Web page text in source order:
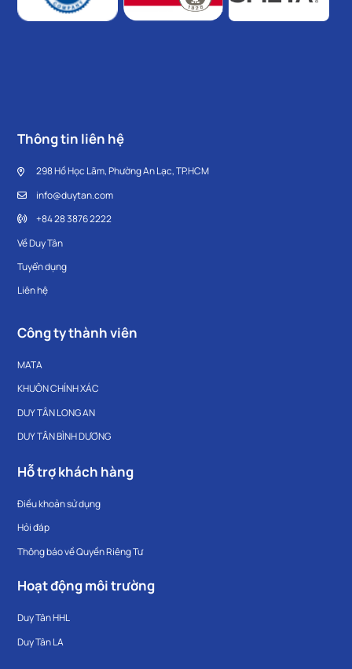
Thông tin liên hệ
298 Hồ Học Lãm, Phường An Lạc, TP.HCM
info@duytan.com
+84 28 3876 2222
Về Duy Tân
Tuyển dụng
Liên hệ
Công ty thành viên
MATA
KHUÔN CHÍNH XÁC
DUY TÂN LONG AN
DUY TÂN BÌNH DƯƠNG
Hỗ trợ khách hàng
Điều khoản sử dụng
Hỏi đáp
Thông báo về Quyền Riêng Tư
Hoạt động môi trường
Duy Tân HHL
Duy Tân LA